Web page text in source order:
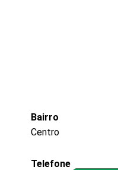
Bairro
Centro
Telefone